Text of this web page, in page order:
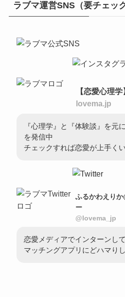
ラブマ運営SNS（要チェッ
【恋愛心理学
lovema.jp
『心理学』と『体験談』を元
を発信中
チェックすれば恋愛が上手く
ふるかわえり
ー
@lovema_jp
恋愛メディアでインターンし
マッチングアプリにどハマり